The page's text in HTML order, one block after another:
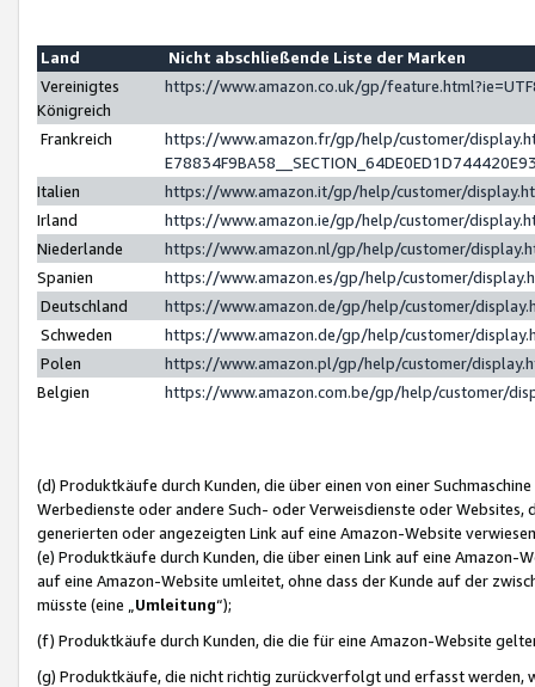
Land
Nicht abschließende Liste der Marken
Vereinigtes
Königreich
https://www.amazon.co.uk/gp/
Frankreich
https://www.amazon.fr/gp/help/customer/
Italien
https://www.amazon.it/gp/help/customer/
Irland
https://www.amazon.ie/gp/help/customer/
Niederlande
https://www.amazon.nl/gp/help/customer/
Spanien
https://www.amazon.es/gp/help/customer/
Deutschland
https://www.amazon.de/gp/help/customer/
Schweden
https://www.amazon.de/gp/help/customer/
Polen
https://www.amazon.pl/gp/help/customer/
Belgien
https://www.amazon.com.be/gp/help/customer/
(d) Produktkäufe durch Kunden, die über einen von einer
Werbedienste oder andere Such- oder Verweisdienste oder Websites,
generierten oder angezeigten Link auf eine Amazon-Website
(e) Produktkäufe durch Kunden, die über einen Link auf eine
auf eine Amazon-Website umleitet, ohne dass der Kunde auf der
müsste (eine „ Umleitung“);
(f) Produktkäufe durch Kunden, die die für eine Amazon-Website
(g) Produktkäufe, die nicht richtig zurückverfolgt und erfasst werden,